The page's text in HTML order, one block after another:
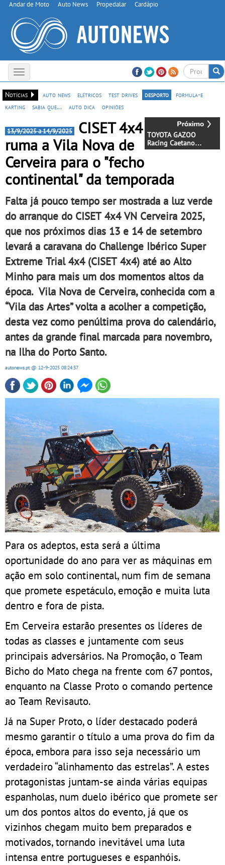
Andar de Moto Auto News Propedalar Cardápio
Toggle
navigation
Notícias
auto news elétricos test drives desporto
formula-e
karting
sabia que... auto dica opiniões
TOYOTA GAZOO
Racing Caetano
Portugal aposta forte
13/9/2025 a 14/9/2025
CISET 4x4
ruma a Vila Nova de
Cerveira para o "fecho
continental" da temporada
Falta já pouco tempo ser mostrada a luz verde
do arranque do CISET 4x4 VN Cerveira 2025,
que nos próximos dias 13 e 14 de setembro
levará a caravana do Challenge Ibérico Super
Extreme Trial 4x4 (CISET 4x4) até ao Alto
Minho para mais um dos momentos altos da
época. Vila Nova de Cerveira, conhecida com a
“Vila das Artes” volta a acolher a competição,
desta vez como penúltima prova do calendário,
antes da grande final marcada para novembro,
na Ilha do Porto Santo.
autonews.pt @ 12-9-2025 08:24:37
Para os adeptos, esta será a última
oportunidade do ano para ver as máquinas em
ação em solo continental, num fim de semana
que promete espetáculo, emoção e muita luta
dentro e fora de pista.
Em Cerveira estarão presentes os líderes de
todas as classes e juntamente com seus
principais adversários. Na Promoção, o Team
Bicho do Mato chega na frente com 67 pontos,
enquanto na Classe Proto o comando pertence
ao Team Revisauto.
Já na Super Proto, o líder destacado poderá
mesmo garantir o título a uma prova do fim da
época, embora para isso seja necessário um
verdadeiro “alinhamento das estrelas”. A estes
protagonistas juntam-se ainda várias equipas
espanholas, num duelo ibérico que promete ser
um dos pontos altos do evento, já que os
vizinhos chegam muito bem preparados e
motivados, tornando inevitável uma luta
intensa entre portugueses e espanhóis.